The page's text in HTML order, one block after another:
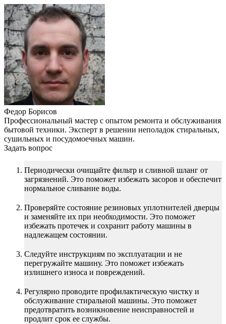
Федор Борисов
Профессиональный мастер с опытом ремонта и обслуживания
бытовой техники. Эксперт в решении неполадок стиральных,
сушильных и посудомоечных машин.
Задать вопрос
Периодически очищайте фильтр и сливной шланг от
загрязнений. Это поможет избежать засоров и обеспечит
нормальное сливание воды.
Проверяйте состояние резиновых уплотнителей дверцы
и заменяйте их при необходимости. Это поможет
избежать протечек и сохранит работу машины в
надлежащем состоянии.
Следуйте инструкциям по эксплуатации и не
перегружайте машину. Это поможет избежать
излишнего износа и повреждений.
Регулярно проводите профилактическую чистку и
обслуживание стиральной машины. Это поможет
предотвратить возникновение неисправностей и
продлит срок ее службы.